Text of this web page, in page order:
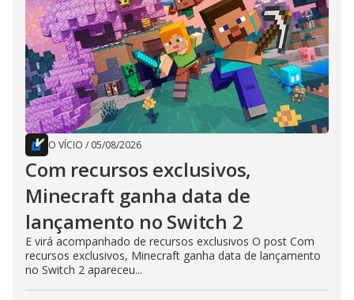
O VÍCIO / 05/08/2026
Com recursos exclusivos,
Minecraft ganha data de
lançamento no Switch 2
E virá acompanhado de recursos exclusivos O post Com
recursos exclusivos, Minecraft ganha data de lançamento
no Switch 2 apareceu...